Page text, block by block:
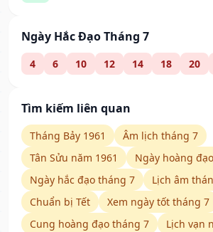
Ngày Hắc Đạo Tháng 7
4 6 10 12 14 18 20
Tìm kiếm liên quan
Tháng Bảy 1961
Âm lịch tháng 7
Tân Sửu năm 1961
Ngày hoàng
Ngày hắc đạo tháng 7
Lịch âm
Chuẩn bị Tết
Xem ngày tốt tháng 7
Cung hoàng đạo tháng 7
Lịch vạn